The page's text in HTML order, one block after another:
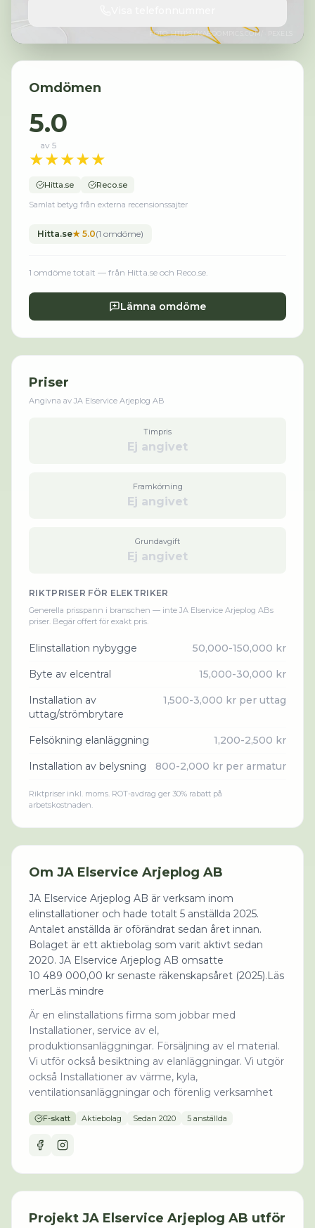
FOTO:HTTPS://KABOOMPICS.COM/
Omdömen
5.0
av 5
★★★★★
Hitta.se
Reco.se
Samlat betyg från externa recensionssajter
Hitta.se★ 5.0(1 omdöme)
1 omdöme totalt — från Hitta.se och Reco.se.
Lämna omdöme
Priser
Angivna av JA Elservice Arjeplog AB
Timpris
Ej angivet
Framkörning
Ej angivet
Grundavgift
Ej angivet
RIKTPRISER FÖR ELEKTRIKER
Generella prisspann i branschen — inte JA Elservice Arjeplog ABs
priser. Begär offert för exakt pris.
Elinstallation nybygge 50,000-150,000 kr
Byte av elcentral 15,000-30,000 kr
Installation av
uttag/strömbrytare
1,500-3,000 kr per uttag
Felsökning elanläggning 1,200-2,500 kr
Installation av belysning 800-2,000 kr per armatur
Riktpriser inkl. moms. ROT-avdrag ger 30% rabatt på
arbetskostnaden.
Om JA Elservice Arjeplog AB
JA Elservice Arjeplog AB är verksam inom
elinstallationer och hade totalt 5 anställda 2025.
Antalet anställda är oförändrat sedan året innan.
Bolaget är ett aktiebolag som varit aktivt sedan
2020. JA Elservice Arjeplog AB omsatte
10 489 000,00 kr senaste räkenskapsåret (2025).Läs
merLäs mindre
Är en elinstallations firma som jobbar med
Installationer, service av el,
produktionsanläggningar. Försäljning av el material.
Vi utför också besiktning av elanläggningar. Vi utgör
också Installationer av värme, kyla,
ventilationsanläggningar och förenlig verksamhet
F-skatt Aktiebolag Sedan 2020 5 anställda
Projekt JA Elservice Arjeplog AB utför